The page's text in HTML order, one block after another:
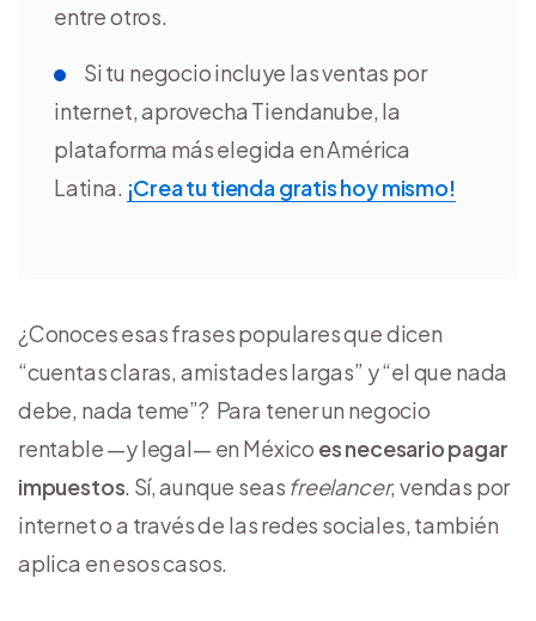
entre otros.
Si tu negocio incluye las ventas por
internet, aprovecha Tiendanube, la
plataforma más elegida en América
Latina. ¡Crea tu tienda gratis hoy mismo!
¿Conoces esas frases populares que dicen
“cuentas claras, amistades largas” y “el que nada
debe, nada teme”? Para tener un negocio
rentable —y legal— en México es necesario pagar
impuestos . Sí, aunque seas freelancer, vendas por
internet o a través de las redes sociales, también
aplica en esos casos.